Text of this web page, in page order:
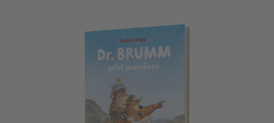
Dr. Brumm: Dr. Brumm geht wandern